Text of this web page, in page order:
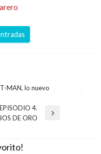
MAN, lo nuevo
4.
DE ORO